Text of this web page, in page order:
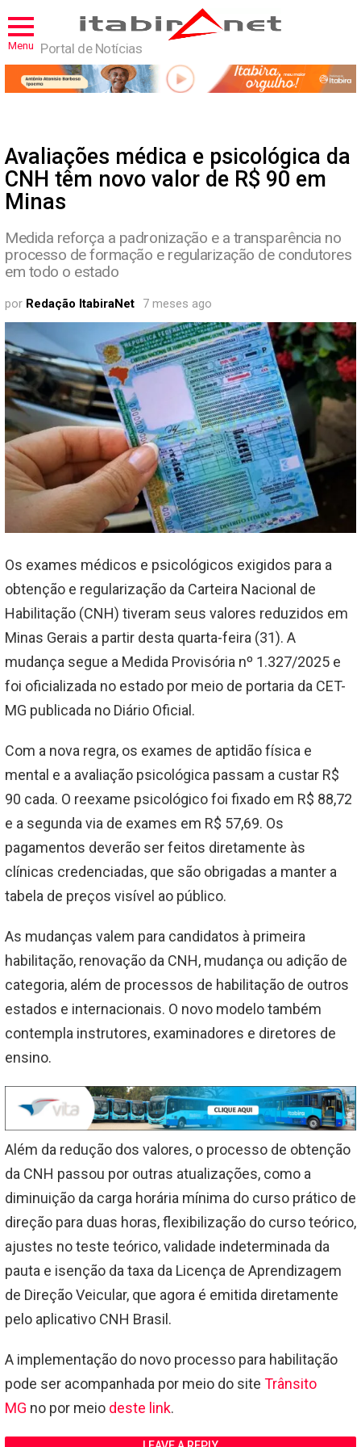
Menu Portal de Notícias
Avaliações médica e psicológica da
CNH têm novo valor de R$ 90 em
Minas
Medida reforça a padronização e a transparência no
processo de formação e regularização de condutores
em todo o estado
por Redação ItabiraNet 7 meses ago
Os exames médicos e psicológicos exigidos para a
obtenção e regularização da Carteira Nacional de
Habilitação (CNH) tiveram seus valores reduzidos em
Minas Gerais a partir desta quarta-feira (31). A
mudança segue a Medida Provisória nº 1.327/2025 e
foi oficializada no estado por meio de portaria da CET-
MG publicada no Diário Oficial.
Com a nova regra, os exames de aptidão física e
mental e a avaliação psicológica passam a custar R$
90 cada. O reexame psicológico foi fixado em R$ 88,72
e a segunda via de exames em R$ 57,69. Os
pagamentos deverão ser feitos diretamente às
clínicas credenciadas, que são obrigadas a manter a
tabela de preços visível ao público.
As mudanças valem para candidatos à primeira
habilitação, renovação da CNH, mudança ou adição de
categoria, além de processos de habilitação de outros
estados e internacionais. O novo modelo também
contempla instrutores, examinadores e diretores de
ensino.
Além da redução dos valores, o processo de obtenção
da CNH passou por outras atualizações, como a
diminuição da carga horária mínima do curso prático de
direção para duas horas, flexibilização do curso teórico,
ajustes no teste teórico, validade indeterminada da
pauta e isenção da taxa da Licença de Aprendizagem
de Direção Veicular, que agora é emitida diretamente
pelo aplicativo CNH Brasil.
A implementação do novo processo para habilitação
pode ser acompanhada por meio do site Trânsito
MG no por meio deste link.